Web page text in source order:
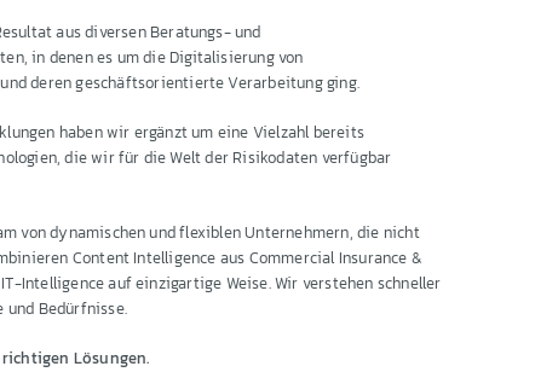
aus diversen Beratungs- und
in denen es um die Digitalisierung von
deren geschäftsorientierte Verarbeitung ging.
haben wir ergänzt um eine Vielzahl bereits
die wir für die Welt der Risikodaten verfügbar
von dynamischen und flexiblen Unternehmern, die nicht
Content Intelligence aus Commercial Insurance &
Intelligence auf einzigartige Weise. Wir verstehen schneller
und Bedürfnisse.
Lösungen.